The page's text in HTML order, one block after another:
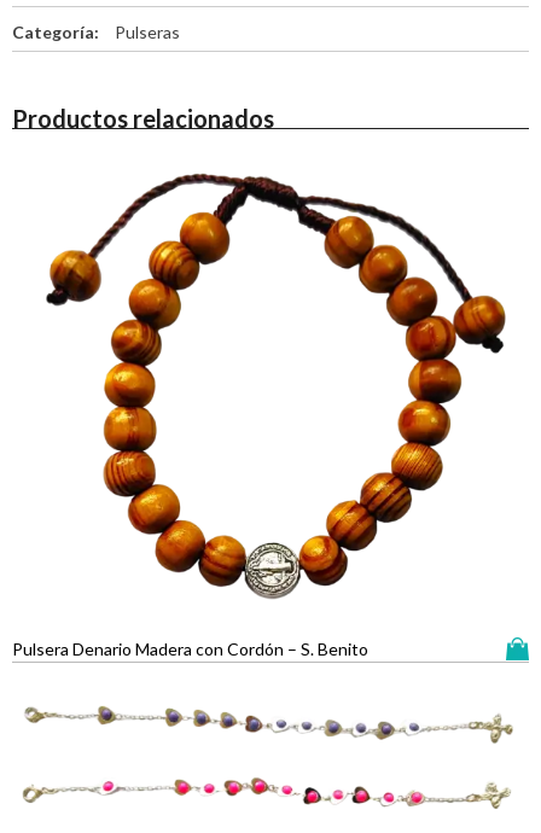
Categoría: Pulseras
Productos relacionados
Pulsera Denario Madera con Cordón – S. Benito